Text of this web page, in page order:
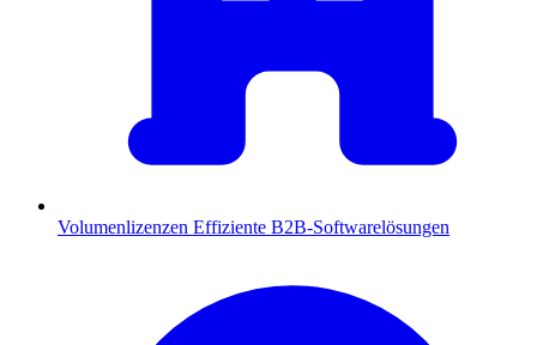
Volumenlizenzen Effiziente B2B-Softwarelösungen